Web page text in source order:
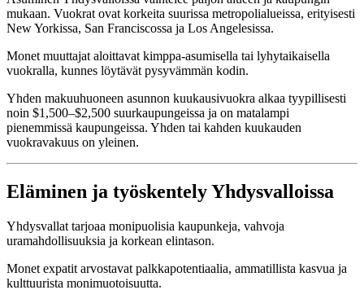
mukaan. Vuokrat ovat korkeita suurissa metropolialueissa, erityisesti
New Yorkissa, San Franciscossa ja Los Angelesissa.
Monet muuttajat aloittavat kimppa-asumisella tai lyhytaikaisella
vuokralla, kunnes löytävät pysyvämmän kodin.
Yhden makuuhuoneen asunnon kuukausivuokra alkaa tyypillisesti
noin $1,500–$2,500 suurkaupungeissa ja on matalampi
pienemmissä kaupungeissa. Yhden tai kahden kuukauden
vuokravakuus on yleinen.
Eläminen ja työskentely Yhdysvalloissa
Yhdysvallat tarjoaa monipuolisia kaupunkeja, vahvoja
uramahdollisuuksia ja korkean elintason.
Monet expatit arvostavat palkkapotentiaalia, ammatillista kasvua ja
kulttuurista monimuotoisuutta.